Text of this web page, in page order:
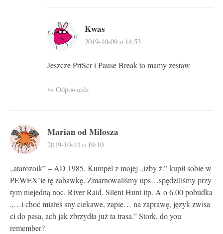
Kwas
2019-10-09 o 14:53
Jeszcze PrtScr i Pause Break to mamy zestaw
Odpowiedz
Marian od Miłosza
2019-10-14 o 19:10
„atarozoik” – AD 1985. Kumpel z mojej „izby ż.” kupił sobie w
PEWEX’ie tę zabawkę. Zmarnowaliśmy ups…spędziliśmy przy
tym niejedną noc. River Raid, Silent Hunt itp. A o 6.00 pobudka
„…i choć miałeś sny ciekawe, zapie… na zaprawę, język zwisa
ci do pasa, ach jak zbrzydła już ta trasa.” Stork, do you
remember?